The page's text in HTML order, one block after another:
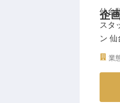
ま
長く
ど
お
ませ
企
仙台
スタ
ン
ュニ
を
業